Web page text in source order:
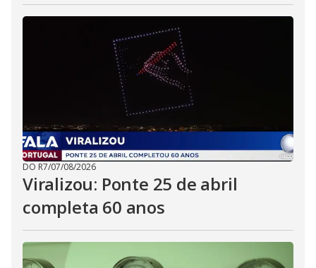
DO R7/07/08/2026
Viralizou: Ponte 25 de abril
completa 60 anos